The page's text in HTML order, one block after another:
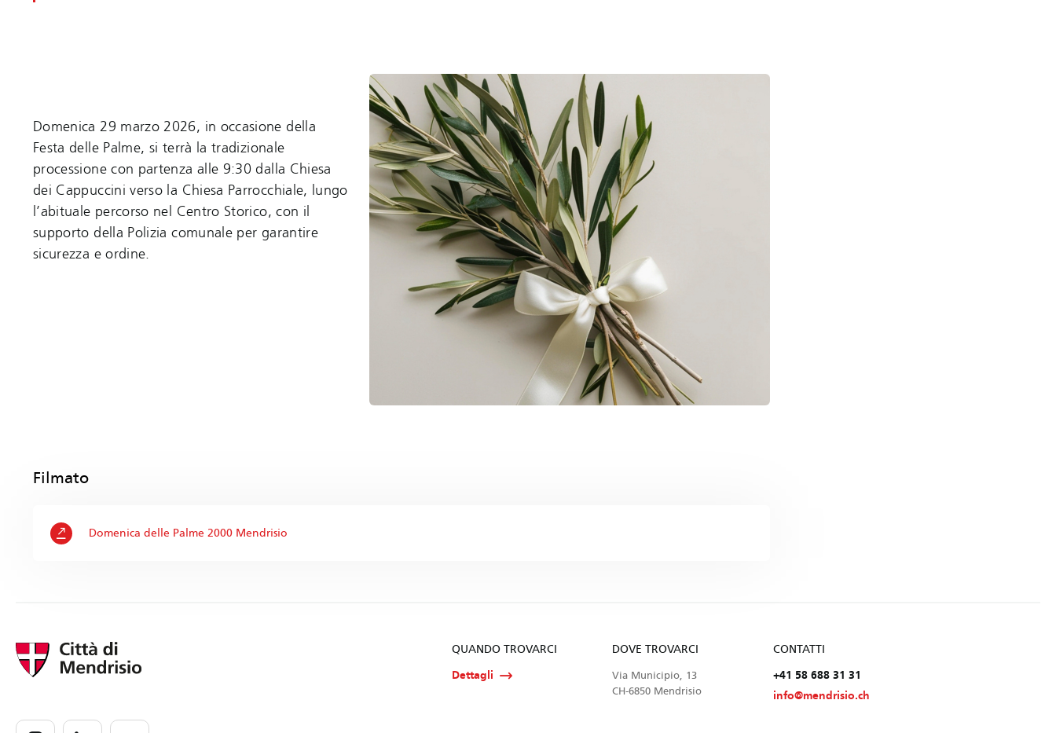
Domenica 29 marzo 2026, in occasione della
Festa delle Palme, si terrà la tradizionale
processione con partenza alle 9:30 dalla Chiesa
dei Cappuccini verso la Chiesa Parrocchiale, lungo
l’abituale percorso nel Centro Storico, con il
supporto della Polizia comunale per garantire
sicurezza e ordine.
Filmato
Domenica delle Palme 2000 Mendrisio
QUANDO TROVARCI
Dettagli
CONTATTI
+41 58 688 31 31
info@mendrisio.ch
DOVE TROVARCI
Via Municipio, 13
CH-6850 Mendrisio